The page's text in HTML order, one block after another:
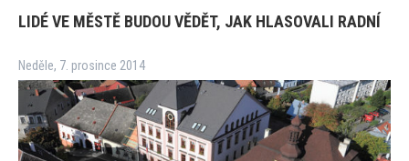
LIDÉ VE MĚSTĚ BUDOU VĚDĚT, JAK HLASOVALI RADNÍ
Neděle, 7. prosince 2014